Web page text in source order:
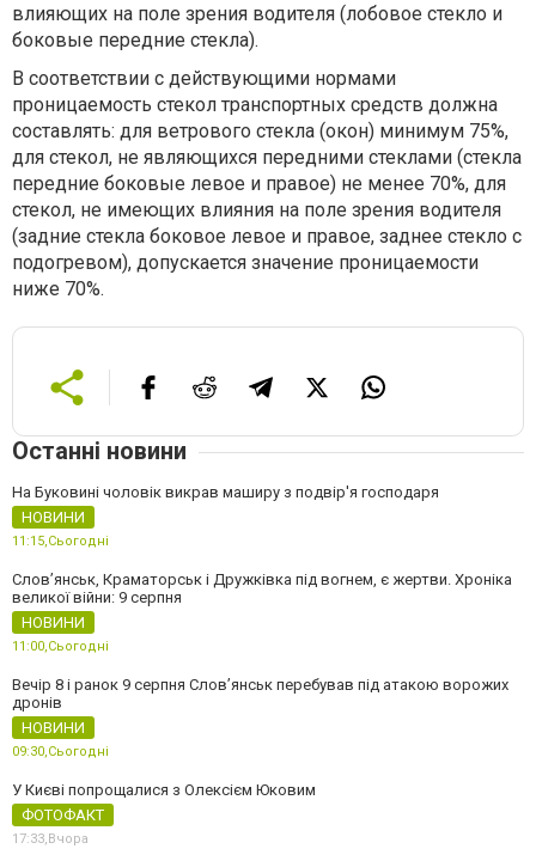
влияющих на поле зрения водителя (лобовое стекло и
боковые передние стекла).
В соответствии с действующими нормами
проницаемость стекол транспортных средств должна
составлять: для ветрового стекла (окон) минимум 75%,
для стекол, не являющихся передними стеклами (стекла
передние боковые левое и правое) не менее 70%, для
стекол, не имеющих влияния на поле зрения водителя
(задние стекла боковое левое и правое, заднее стекло с
подогревом), допускается значение проницаемости
ниже 70%.
Останні новини
На Буковині чоловік викрав маширу з подвір'я господаря
НОВИНИ
11:15,Сьогодні
Слов’янськ, Краматорськ і Дружківка під вогнем, є жертви. Хроніка
великої війни: 9 серпня
НОВИНИ
11:00,Сьогодні
Вечір 8 і ранок 9 серпня Слов’янськ перебував під атакою ворожих
дронів
НОВИНИ
09:30,Сьогодні
У Києві попрощалися з Олексієм Юковим
ФОТОФАКТ
17:33,Вчора